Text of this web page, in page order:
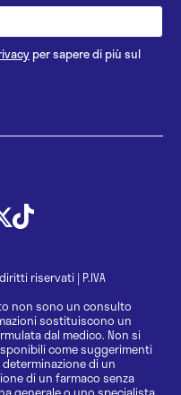
per sapere di più sul
riservati| P.IVA
non sono un consulto
sostituiscono un
dal medico. Non si
come suggerimenti
di un
di un farmaco senza